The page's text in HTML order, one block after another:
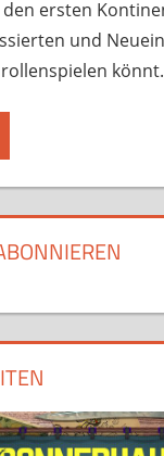
ersten
und
könnt.